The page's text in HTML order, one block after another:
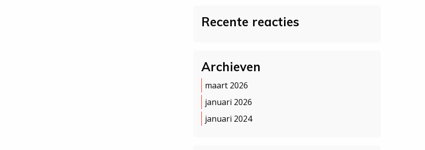
Recente reacties
Archieven
maart 2026
januari 2026
januari 2024